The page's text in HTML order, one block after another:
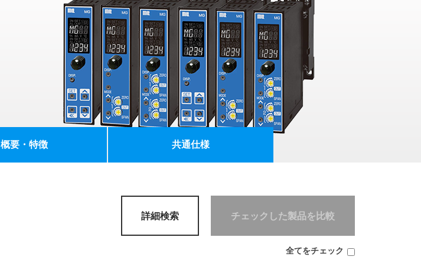
MS5500 シリーズ
MS3000シリーズ
MS3100シリーズ
MS4900シリーズ
MS3900シリーズ
MS2900シリーズ
MS3800シリーズ
MS2300シリーズ
MS4000シリーズ
MS4000-2Wシリーズ
MS4100シリーズ
MS2500シリーズ
MGシリーズ
M4500/M4600シリーズ
M3000シリーズ
M4000シリーズ
M35/36/37シリーズ
Acromagシリーズ
警報設定器(アラームセッタ)
信号切換ユニット(パララン) 絶縁抵抗計
電力トランスデューサ 比率設定器(レシオバイアス)
分電箱(スイッチボックス) シンクロ・アナログ変換器
リニアライザ リバース変換器(反転変換器)
起電力発生器 測温抵抗体温度変換器
熱電対温度変換器 PT変換器
概要・特徴 共通仕様
詳細検索 チェックした製品を比較
全てをチェック